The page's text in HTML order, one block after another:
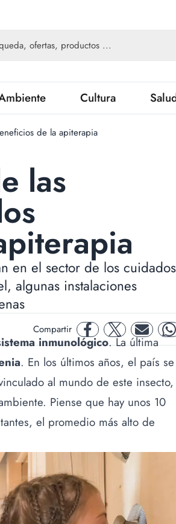
Cultura
de la apiterapia
las
en el sector de los cuidados
algunas instalaciones
Compartir facebooktwitter mail
inmunológico. La última
. En los últimos años, el país se
al mundo de este insecto,
Piense que hay unos 10
el promedio más alto de